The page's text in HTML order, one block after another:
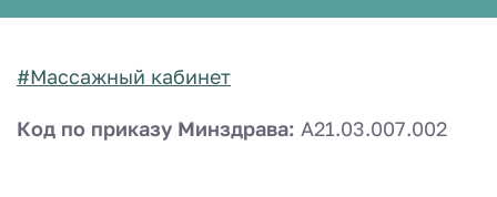
#Массажный кабинет
Код по приказу Минздрава: A21.03.007.002